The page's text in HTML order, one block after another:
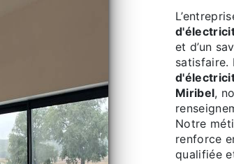
et d’un
satisfaire.
Miribel,
Notre
renforce
qualifiée